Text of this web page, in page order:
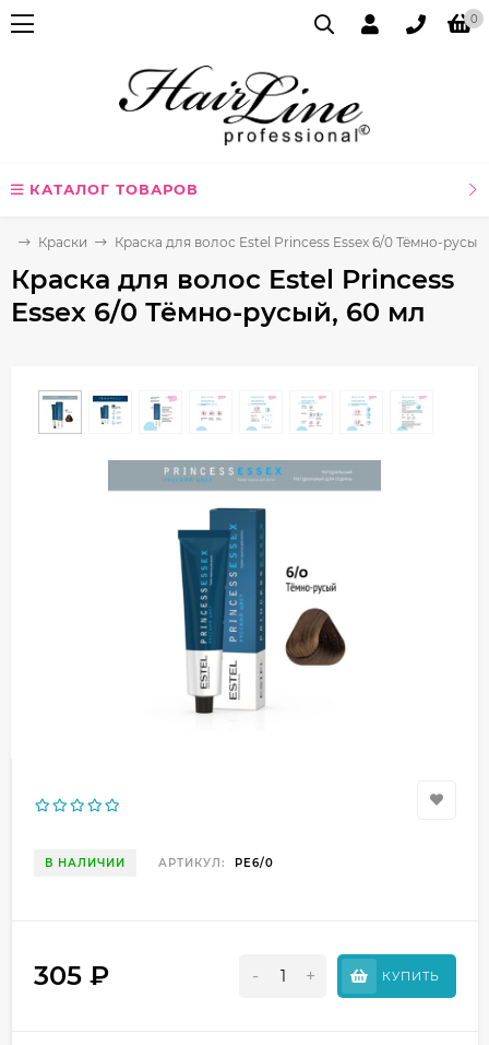
0
КАТАЛОГ ТОВАРОВ
Краски Краска для волос Estel Princess Essex 6/0 Тёмно-
Краска для волос Estel Princess
Essex 6/0 Тёмно-русый, 60 мл
В НАЛИЧИИ АРТИКУЛ: PE6/0
305 ₽ - + КУПИТЬ